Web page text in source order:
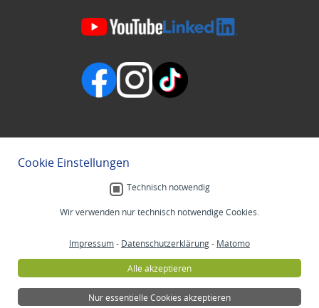
Cookie Einstellungen
Technisch notwendig
Wir verwenden nur technisch notwendige Cookies.
Impressum- Datenschutzerklärung- Matomo
Alle akzeptieren
Nur essentielle Cookies akzeptieren